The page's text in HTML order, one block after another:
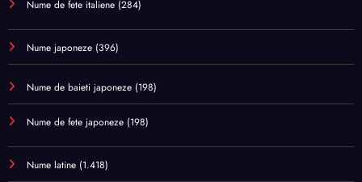
Nume de fete italiene (284)
Nume japoneze (396)
Nume de baieti japoneze (198)
Nume de fete japoneze (198)
Nume latine (1.418)